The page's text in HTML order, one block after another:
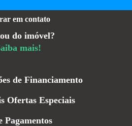
em contato
do imóvel?
mais!
de Financiamento
Ofertas Especiais
Pagamentos